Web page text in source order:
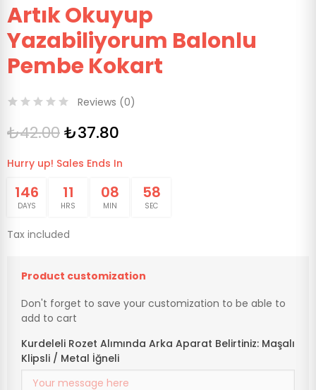
Artık Okuyup
Yazabiliyorum Balonlu
Pembe Kokart
Reviews (0)
₺42.00₺37.80
Hurry up! Sales Ends In
146
DAYS
11
HRS
08
MIN
58
SEC
Tax included
Product customization
Don't forget to save your customization to be able to
add to cart
Kurdeleli Rozet Alımında Arka Aparat Belirtiniz: Maşalı
Klipsli / Metal İğneli